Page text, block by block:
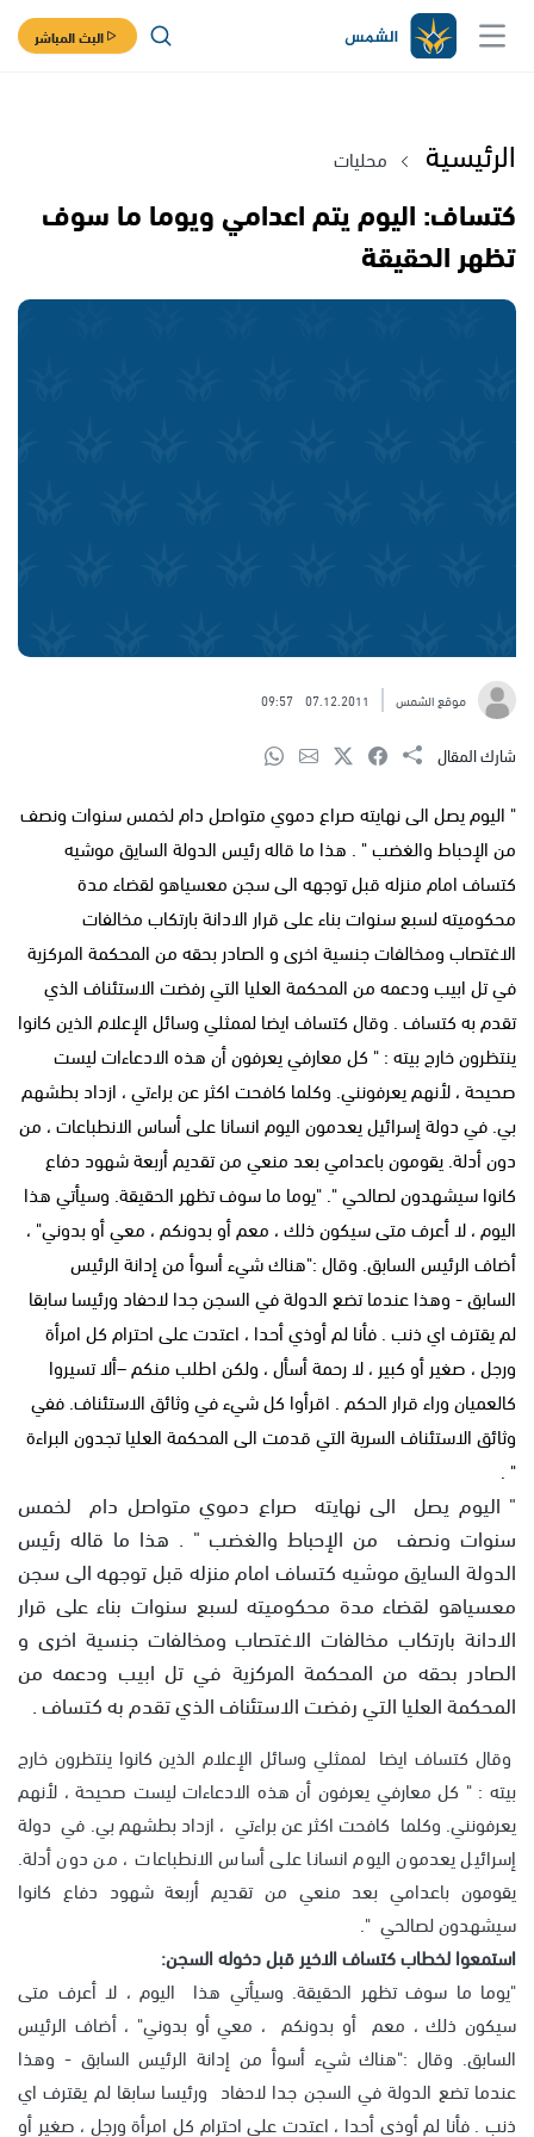
البث المباشر
الرئيسية محليات
كتساف: اليوم يتم اعدامي ويوما ما سوف
تظهر الحقيقة
موقع الشمس 07.12.2011
09:57
شارك المقال
" اليوم يصل الى نهايته صراع دموي متواصل دام لخمس سنوات ونصف
من الإحباط والغضب " . هذا ما قاله رئيس الدولة السايق موشيه
كتساف امام منزله قبل توجهه الى سجن معسياهو لقضاء مدة
محكوميته لسبع سنوات بناء على قرار الادانة بارتكاب مخالفات
الاغتصاب ومخالفات جنسية اخرى و الصادر بحقه من المحكمة المركزية
في تل ابيب ودعمه من المحكمة العليا التي رفضت الاستئناف الذي
تقدم به كتساف . وقال كتساف ايضا لممثلي وسائل الإعلام الذين كانوا
ينتظرون خارج بيته : " كل معارفي يعرفون أن هذه الادعاءات ليست
صحيحة ، لأنهم يعرفونني. وكلما كافحت اكثر عن براءتي ، ازداد بطشهم
بي. في دولة إسرائيل يعدمون اليوم انسانا على أساس الانطباعات ، من
دون أدلة. يقومون باعدامي بعد منعي من تقديم أربعة شهود دفاع
كانوا سيشهدون لصالحي ". "يوما ما سوف تظهر الحقيقة. وسيأتي هذا
اليوم ، لا أعرف متى سيكون ذلك ، معم أو بدونكم ، معي أو بدوني" ،
أضاف الرئيس السابق. وقال :"هناك شيء أسوأ من إدانة الرئيس
السابق - وهذا عندما تضع الدولة في السجن جدا لاحفاد ورئيسا سابقا
لم يقترف اي ذنب . فأنا لم أوذي أحدا ، اعتدت على احترام كل امرأة
ورجل ، صغير أو كبير ، لا رحمة أسأل ، ولكن اطلب منكم –ألا تسيروا
كالعميان وراء قرار الحكم . اقرأوا كل شيء في وثائق الاستئناف. ففي
وثائق الاستئناف السرية التي قدمت الى المحكمة العليا تجدون البراءة
" .
" اليوم يصل الى نهايته صراع دموي متواصل دام لخمس
سنوات ونصف من الإحباط والغضب " . هذا ما قاله رئيس
الدولة السايق موشيه كتساف امام منزله قبل توجهه الى سجن
معسياهو لقضاء مدة محكوميته لسبع سنوات بناء على قرار
الادانة بارتكاب مخالفات الاغتصاب ومخالفات جنسية اخرى و
الصادر بحقه من المحكمة المركزية في تل ابيب ودعمه من
المحكمة العليا التي رفضت الاستئناف الذي تقدم به كتساف .
وقال كتساف ايضا لممثلي وسائل الإعلام الذين كانوا ينتظرون خارج
بيته : " كل معارفي يعرفون أن هذه الادعاءات ليست صحيحة ، لأنهم
يعرفونني. وكلما كافحت اكثر عن براءتي ، ازداد بطشهم بي. في دولة
إسرائيل يعدمون اليوم انسانا على أساس الانطباعات ، من دون أدلة.
يقومون باعدامي بعد منعي من تقديم أربعة شهود دفاع كانوا
سيشهدون لصالحي ".
استمعوا لخطاب كتساف الاخير قبل دخوله السجن:
"يوما ما سوف تظهر الحقيقة. وسيأتي هذا اليوم ، لا أعرف متى
سيكون ذلك ، معم أو بدونكم ، معي أو بدوني" ، أضاف الرئيس
السابق. وقال :"هناك شيء أسوأ من إدانة الرئيس السابق - وهذا
عندما تضع الدولة في السجن جدا لاحفاد ورئيسا سابقا لم يقترف اي
ذنب . فأنا لم أوذي أحدا ، اعتدت على احترام كل امرأة ورجل ، صغير أو